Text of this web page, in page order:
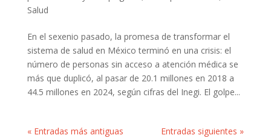
Salud
En el sexenio pasado, la promesa de transformar el
sistema de salud en México terminó en una crisis: el
número de personas sin acceso a atención médica se
más que duplicó, al pasar de 20.1 millones en 2018 a
44.5 millones en 2024, según cifras del Inegi. El golpe...
« Entradas más antiguas Entradas siguientes »